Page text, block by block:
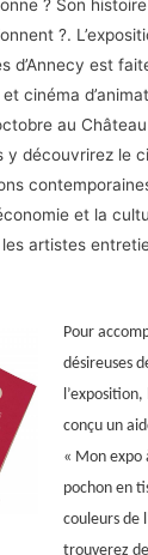
? Son
?.
d’Annecy est
cinéma
au
découvrirez le
et la
artistes
Pour
désireuses
conçu un
« Mon expo
pochon en
couleurs de
trouverez